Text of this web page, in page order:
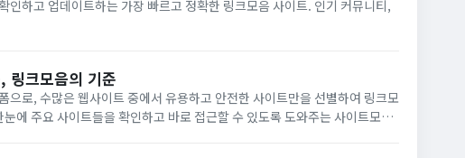
인하고 업데이트하는 가장 빠르고 정확한 링크모음 사이트. 인기 커뮤니티,
링크모음의 기준
으로, 수많은 웹사이트 중에서 유용하고 안전한 사이트만을 선별하여 링크모
에 주요 사이트들을 확인하고 바로 접근할 수 있도록 도와주는 사이트모음